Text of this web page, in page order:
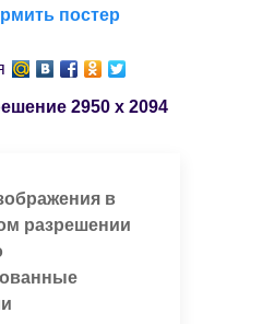
постер
2950 x 2094
в
разрешении